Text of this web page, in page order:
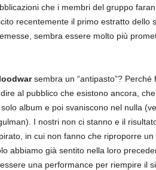
che i membri del gruppo
recentemente il primo estratto dello
sembra essere molto più
sembra un “antipasto”?
al pubblico che esistono ancora,
album e poi svaniscono nel nulla
I nostri non ci stanno e il
in cui non fanno che riproporre
abbiamo già sentito nella loro
una performance per riempire il